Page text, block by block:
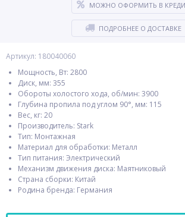
Артикул: 180040060
Мощность, Вт: 2800
Диск, мм: 355
Обороты холостого хода, об/мин: 3900
Глубина пропила под углом 90°, мм: 115
Вес, кг: 20
Производитель: Stark
Тип: Монтажная
Материал для обработки: Металл
Тип питания: Электрический
Механизм движения диска: Маятниковый
Страна сборки: Китай
Родина бренда: Германия
МОЖНО ОФОРМИТЬ В
ПОДРОБНЕЕ О ДОСТАВКЕ